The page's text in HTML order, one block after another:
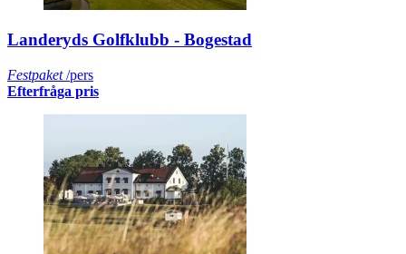
Landeryds Golfklubb - Bogestad
Festpaket/pers
Efterfråga pris